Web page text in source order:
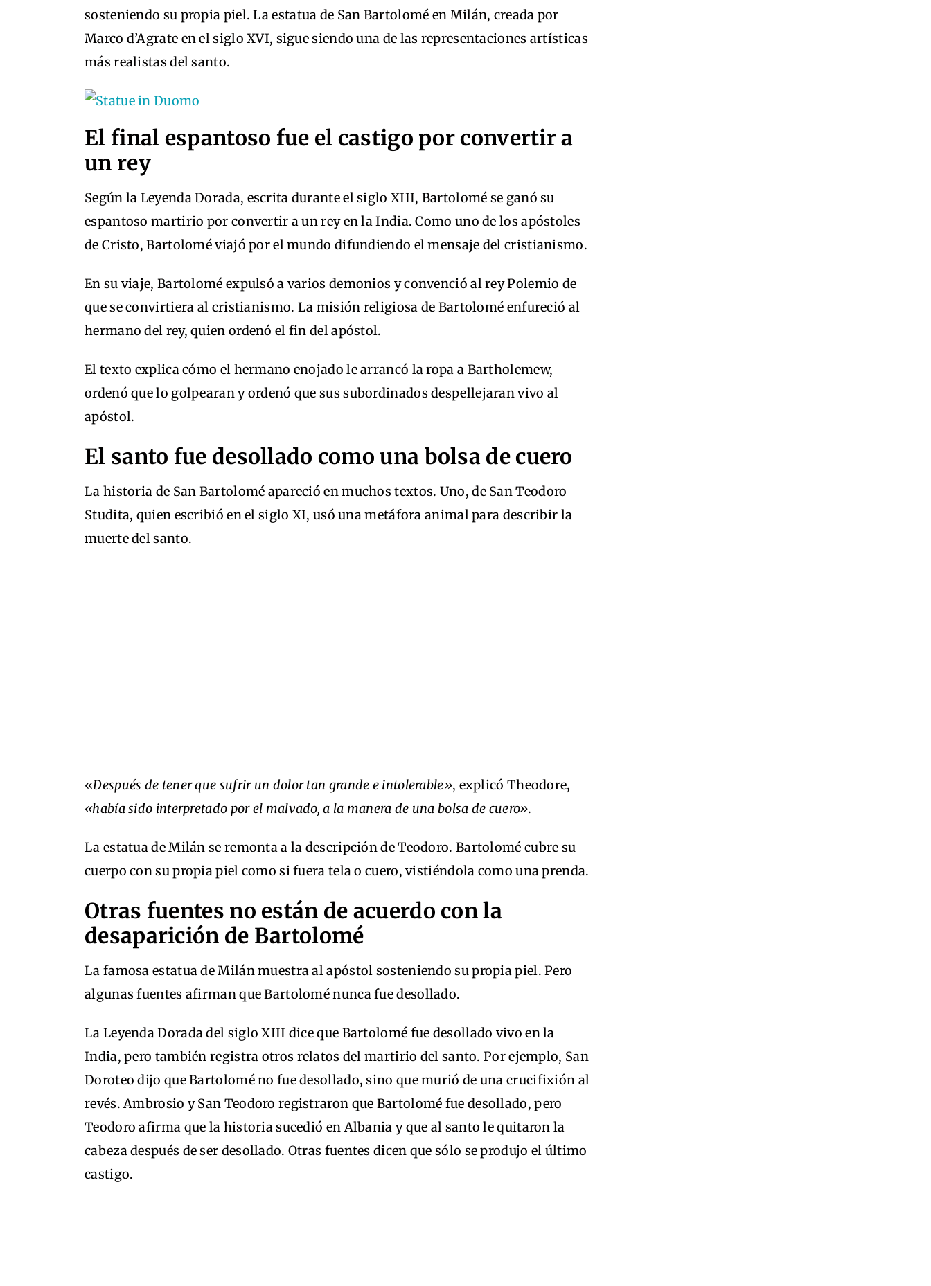
sosteniendo su propia piel. La estatua de San Bartolomé en Milán, creada por
Marco d’Agrate en el siglo XVI, sigue siendo una de las representaciones artísticas
más realistas del santo.
El final espantoso fue el castigo por convertir a
un rey
Según la Leyenda Dorada, escrita durante el siglo XIII, Bartolomé se ganó su
espantoso martirio por convertir a un rey en la India. Como uno de los apóstoles
de Cristo, Bartolomé viajó por el mundo difundiendo el mensaje del cristianismo.
En su viaje, Bartolomé expulsó a varios demonios y convenció al rey Polemio de
que se convirtiera al cristianismo. La misión religiosa de Bartolomé enfureció al
hermano del rey, quien ordenó el fin del apóstol.
El texto explica cómo el hermano enojado le arrancó la ropa a Bartholemew,
ordenó que lo golpearan y ordenó que sus subordinados despellejaran vivo al
apóstol.
El santo fue desollado como una bolsa de cuero
La historia de San Bartolomé apareció en muchos textos. Uno, de San Teodoro
Studita, quien escribió en el siglo XI, usó una metáfora animal para describir la
muerte del santo.
«Después de tener que sufrir un dolor tan grande e intolerable», explicó Theodore,
«había sido interpretado por el malvado, a la manera de una bolsa de cuero».
La estatua de Milán se remonta a la descripción de Teodoro. Bartolomé cubre su
cuerpo con su propia piel como si fuera tela o cuero, vistiéndola como una prenda.
Otras fuentes no están de acuerdo con la
desaparición de Bartolomé
La famosa estatua de Milán muestra al apóstol sosteniendo su propia piel. Pero
algunas fuentes afirman que Bartolomé nunca fue desollado.
La Leyenda Dorada del siglo XIII dice que Bartolomé fue desollado vivo en la
India, pero también registra otros relatos del martirio del santo. Por ejemplo, San
Doroteo dijo que Bartolomé no fue desollado, sino que murió de una crucifixión al
revés. Ambrosio y San Teodoro registraron que Bartolomé fue desollado, pero
Teodoro afirma que la historia sucedió en Albania y que al santo le quitaron la
cabeza después de ser desollado. Otras fuentes dicen que sólo se produjo el último
castigo.